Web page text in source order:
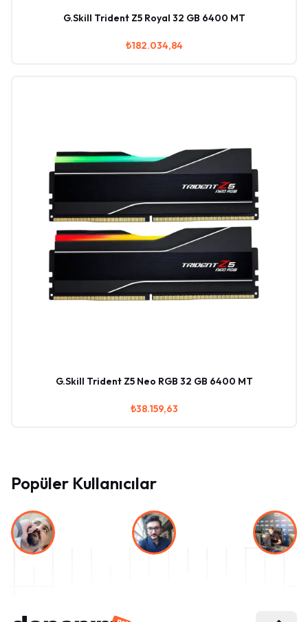
G.Skill Trident Z5 Royal 32 GB 6400 MT
₺182.034,84
G.Skill Trident Z5 Neo RGB 32 GB 6400 MT
₺38.159,63
Popüler Kullanıcılar